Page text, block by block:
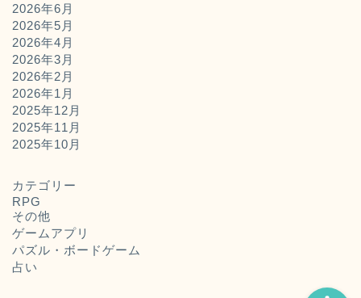
2026年6月
2026年5月
2026年4月
2026年3月
2026年2月
2026年1月
2025年12月
2025年11月
2025年10月
カテゴリー
RPG
その他
ゲームアプリ
パズル・ボードゲーム
占い